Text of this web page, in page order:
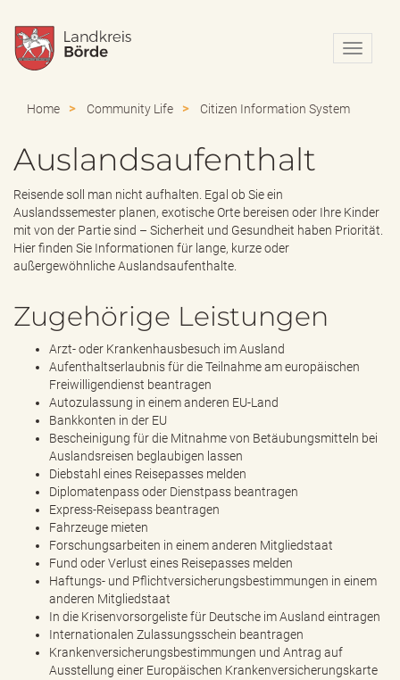
N
a
n
e
b
d
Home Community Life Citizen Information System
Auslandsaufenthalt
Reisende soll man nicht aufhalten. Egal ob Sie ein
Auslandssemester planen, exotische Orte bereisen oder Ihre Kinder
mit von der Partie sind – Sicherheit und Gesundheit haben Priorität.
Hier finden Sie Informationen für lange, kurze oder
außergewöhnliche Auslandsaufenthalte.
Zugehörige Leistungen
Arzt- oder Krankenhausbesuch im Ausland
Aufenthaltserlaubnis für die Teilnahme am europäischen
Freiwilligendienst beantragen
Autozulassung in einem anderen EU-Land
Bankkonten in der EU
Bescheinigung für die Mitnahme von Betäubungsmitteln bei
Auslandsreisen beglaubigen lassen
Diebstahl eines Reisepasses melden
Diplomatenpass oder Dienstpass beantragen
Express-Reisepass beantragen
Fahrzeuge mieten
Forschungsarbeiten in einem anderen Mitgliedstaat
Fund oder Verlust eines Reisepasses melden
Haftungs- und Pflichtversicherungsbestimmungen in einem
anderen Mitgliedstaat
In die Krisenvorsorgeliste für Deutsche im Ausland eintragen
Internationalen Zulassungsschein beantragen
Krankenversicherungsbestimmungen und Antrag auf
Ausstellung einer Europäischen Krankenversicherungskarte